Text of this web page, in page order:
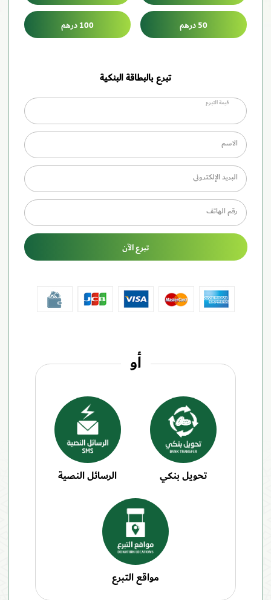
50 درهم 100 درهم
تبرع بالبطاقة البنكية
قيمة التبرع
الاسم
البريد الإلكتروني
رقم الهاتف
تبرع الآن
أو
تحويل بنكي الرسائل النصية
مواقع التبرع